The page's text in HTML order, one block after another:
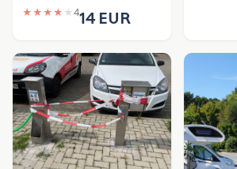
★ ★ ★ ★ ★ 414 EUR